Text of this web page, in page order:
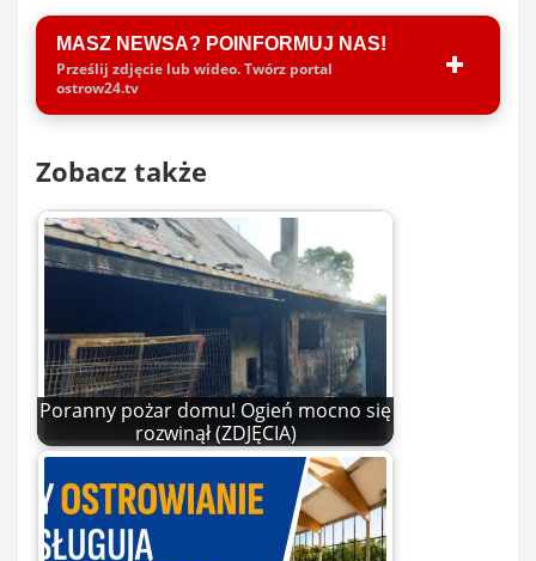
MASZ NEWSA? POINFORMUJ NAS!
Prześlij zdjęcie lub wideo. Twórz portal
ostrow24.tv
Zobacz także
Poranny pożar domu! Ogień mocno się
rozwinął (ZDJĘCIA)